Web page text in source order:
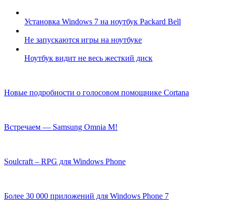
Установка Windows 7 на ноутбук Packard Bell
Не запускаются игры на ноутбуке
Ноутбук видит не весь жесткий диск
Новые подробности о голосовом помощнике Cortana
Встречаем — Samsung Omnia M!
Soulcraft – RPG для Windows Phone
Более 30 000 приложений для Windows Phone 7